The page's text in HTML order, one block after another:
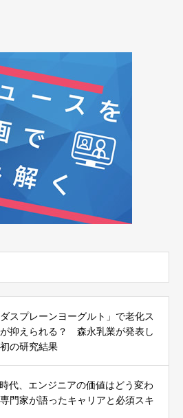
ダスプレーンヨーグルト」で老化ス
抑えられる？ 森永乳業が発表し
の研究結果
代、エンジニアの価値はどう変わ
門家が語ったキャリアと必須スキ